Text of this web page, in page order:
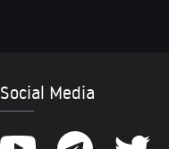
Social Media